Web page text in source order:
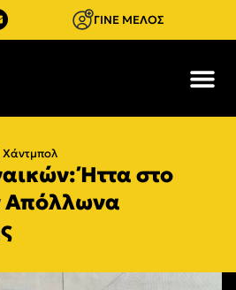
ΓΙΝΕ ΜΕΛΟΣ
Χάντμπολ
Ήττα στο
Απόλλωνα